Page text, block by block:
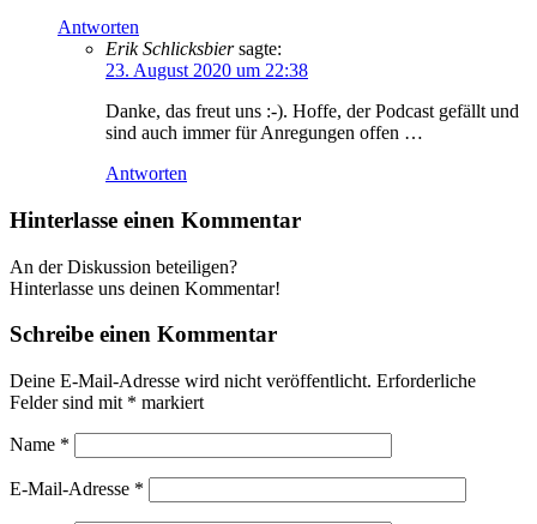
Antworten
Erik Schlicksbier sagte:
23. August 2020 um 22:38
Danke, das freut uns :-). Hoffe, der Podcast gefällt und
sind auch immer für Anregungen offen …
Antworten
Hinterlasse einen Kommentar
An der Diskussion beteiligen?
Hinterlasse uns deinen Kommentar!
Schreibe einen Kommentar
Deine E-Mail-Adresse wird nicht veröffentlicht. Erforderliche
Felder sind mit * markiert
Name *
E-Mail-Adresse *